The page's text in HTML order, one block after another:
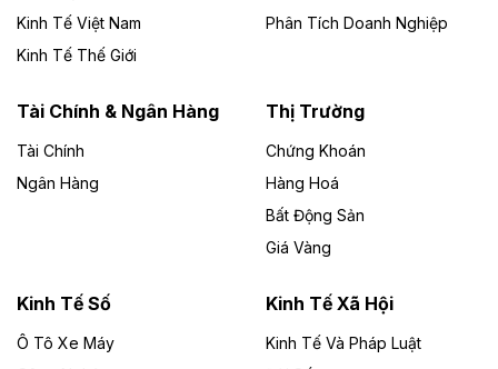
Theo vietnamfinance.vn
Đức Long Gia Lai mở rộng ‘hệ sinh thái’
Lai
Bốn doanh nghiệp có sự góp vốn của Công ty Cổ
phần Tập đoàn Đức Long Gia Lai (HoSE: DLG) được
Gia Lai với tổng vốn hơn 4.750 tỷ đồng.
Đồng Nai cho thuê gần 59 ha đất làm khu
công nghiệp ở Long Thành
Kinh Tế Việt Nam
Kinh Tế Thế Giới
Phân Tích Doanh Nghiệp
Tài Chính & Ngân Hàng
Tài Chính
Ngân Hàng
Thị Trường
Chứng Khoán
Hàng Hoá
Bất Động Sản
Giá Vàng
Kinh Tế Số
Ô Tô Xe Máy
Kinh Tế Xã Hội
Kinh Tế Và Pháp Luật